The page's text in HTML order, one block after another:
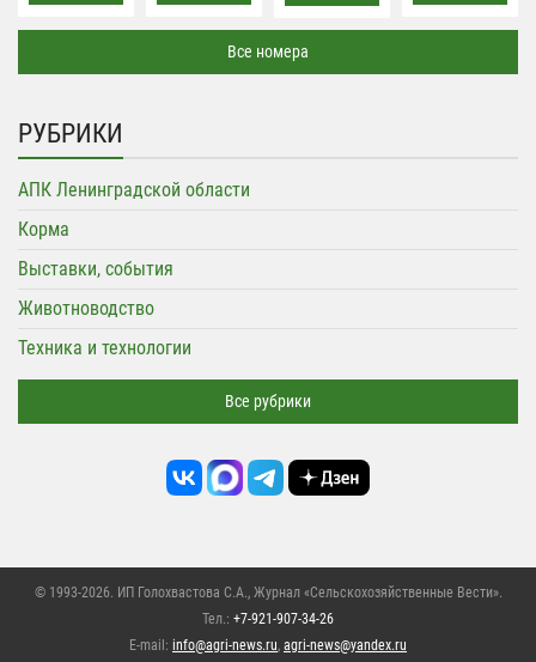
Все номера
РУБРИКИ
АПК Ленинградской области
Корма
Выставки, события
Животноводство
Техника и технологии
Все рубрики
© 1993-2026. ИП Голохвастова С.А., Журнал «Сельскохозяйственные Вести».
Тел.: +7-921-907-34-26
E-mail: info@agri-news.ru, agri-news@yandex.ru